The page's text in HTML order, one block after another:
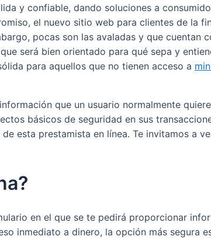
y confiable, dando soluciones a
el nuevo sitio web para clientes de la
pocas son las avaladas y que cuentan
será bien orientado para qué sepa y
para aquellos que no tienen acceso a
que un usuario normalmente
básicos de seguridad en sus
esta prestamista en línea. Te invitamos a
en el que se te pedirá proporcionar
inmediato a dinero, la opción más segura